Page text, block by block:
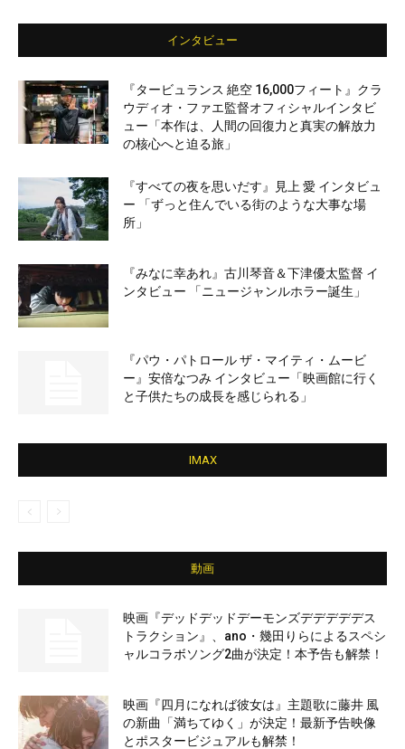
インタビュー
『タービュランス 絶空 16,000フィート』クラ
ウディオ・ファエ監督オフィシャルインタビ
ュー「本作は、人間の回復力と真実の解放力
の核心へと迫る旅」
『すべての夜を思いだす』見上 愛 インタビュ
ー 「ずっと住んでいる街のような大事な場
所」
『みなに幸あれ』古川琴音＆下津優太監督 イ
ンタビュー 「ニュージャンルホラー誕生」
『パウ・パトロール ザ・マイティ・ムービ
ー』安倍なつみ インタビュー「映画館に行く
と子供たちの成長を感じられる」
IMAX
動画
映画『デッドデッドデーモンズデデデデデス
トラクション』、ano・幾田りらによるスペシ
ャルコラボソング2曲が決定！本予告も解禁！
映画『四月になれば彼女は』主題歌に藤井 風
の新曲「満ちてゆく」が決定！最新予告映像
とポスタービジュアルも解禁！